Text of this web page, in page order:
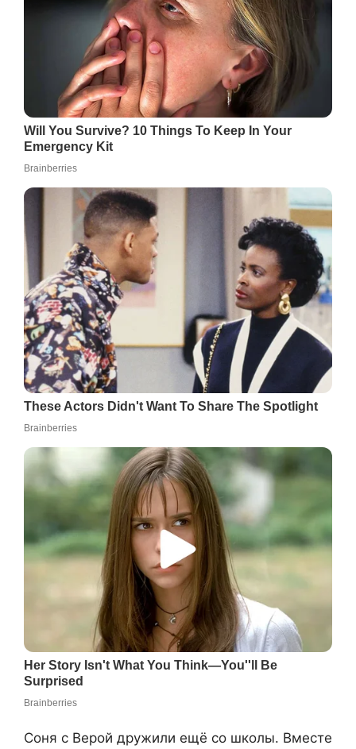
Соня с Верой дружили ещё со школы. Вместе